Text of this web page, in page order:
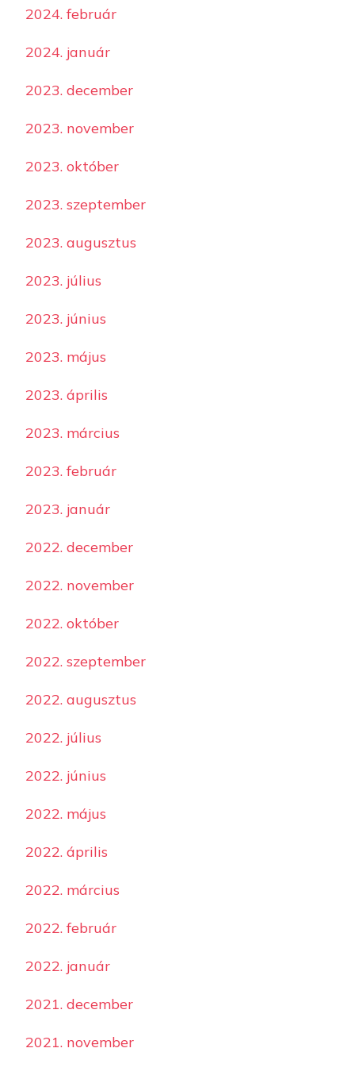
2024. február
2024. január
2023. december
2023. november
2023. október
2023. szeptember
2023. augusztus
2023. július
2023. június
2023. május
2023. április
2023. március
2023. február
2023. január
2022. december
2022. november
2022. október
2022. szeptember
2022. augusztus
2022. július
2022. június
2022. május
2022. április
2022. március
2022. február
2022. január
2021. december
2021. november